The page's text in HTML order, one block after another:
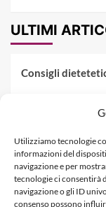
Utilizziamo tecnologie
informazioni del
navigazione e per
tecnologie ci consentirà
navigazione o gli ID
consenso possono
ULTIMI
Consigli
Fenilchetonuria
Dieta militare:
dimagrire in 3